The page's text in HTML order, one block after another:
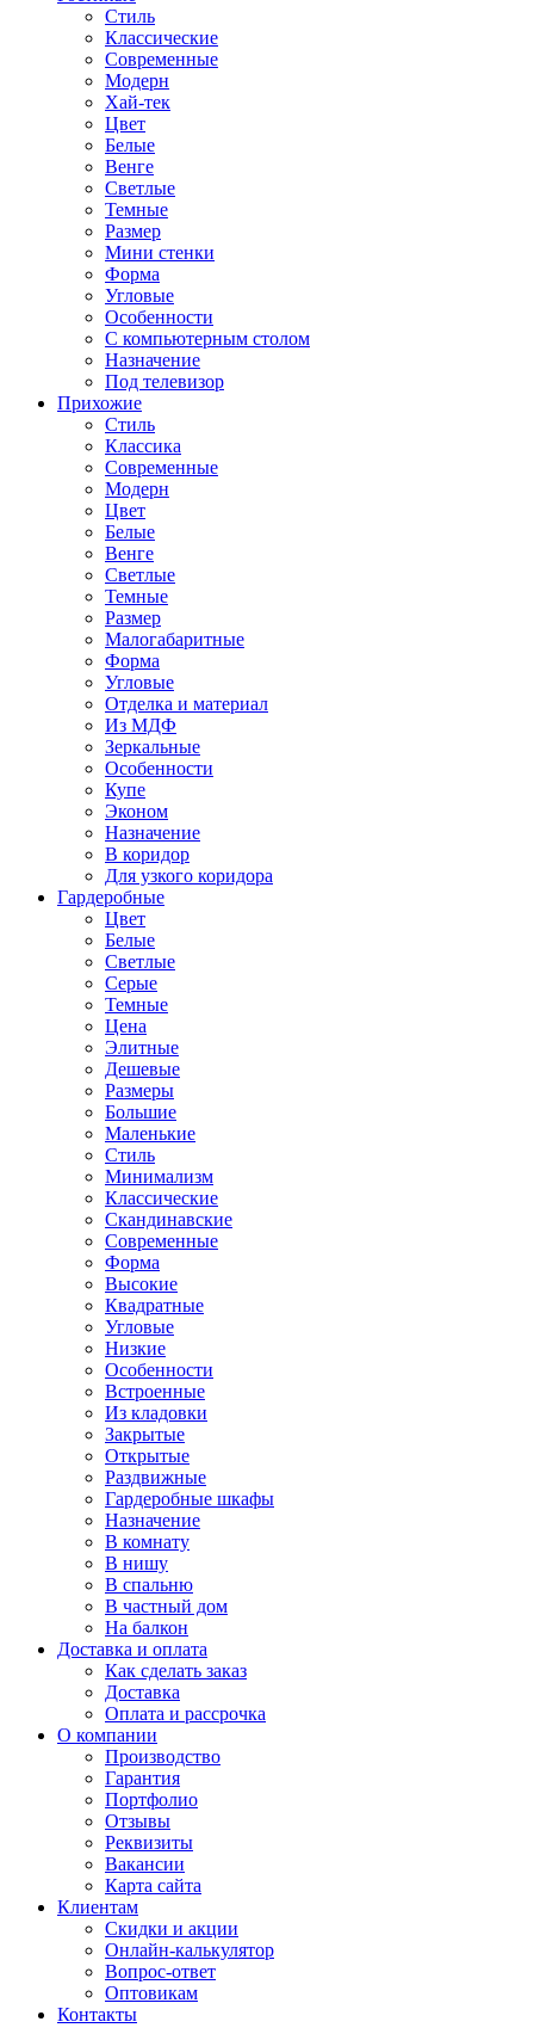
Стиль
Классические
Современные
Модерн
Хай-тек
Цвет
Белые
Венге
Светлые
Темные
Размер
Мини стенки
Форма
Угловые
Особенности
С компьютерным столом
Назначение
Под телевизор
Прихожие
Стиль
Классика
Современные
Модерн
Цвет
Белые
Венге
Светлые
Темные
Размер
Малогабаритные
Форма
Угловые
Отделка и материал
Из МДФ
Зеркальные
Особенности
Купе
Эконом
Назначение
В коридор
Для узкого коридора
Гардеробные
Цвет
Белые
Светлые
Серые
Темные
Цена
Элитные
Дешевые
Размеры
Большие
Маленькие
Стиль
Минимализм
Классические
Скандинавские
Современные
Форма
Высокие
Квадратные
Угловые
Низкие
Особенности
Встроенные
Из кладовки
Закрытые
Открытые
Раздвижные
Гардеробные шкафы
Назначение
В комнату
В нишу
В спальню
В частный дом
На балкон
Доставка и оплата
Как сделать заказ
Доставка
Оплата и рассрочка
О компании
Производство
Гарантия
Портфолио
Отзывы
Реквизиты
Вакансии
Карта сайта
Клиентам
Скидки и акции
Онлайн-калькулятор
Вопрос-ответ
Оптовикам
Контакты